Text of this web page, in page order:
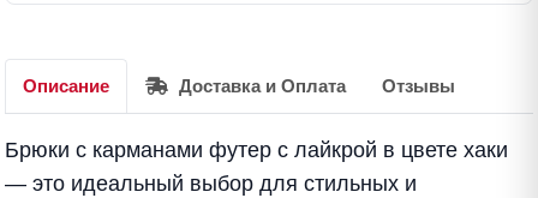
Описание Доставка и Оплата Отзывы
Брюки с карманами футер с лайкрой в цвете хаки
— это идеальный выбор для стильных и